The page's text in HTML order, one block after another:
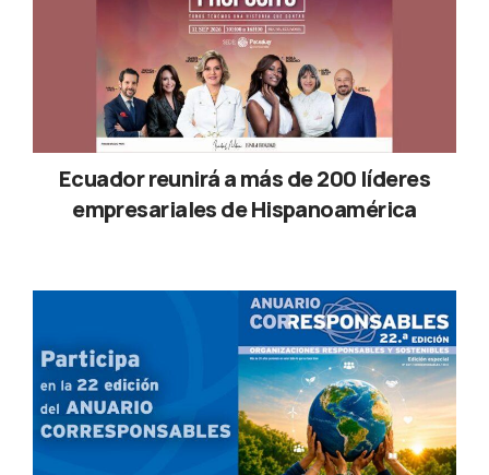
Ecuador reunirá a más de 200 líderes
empresariales de Hispanoamérica